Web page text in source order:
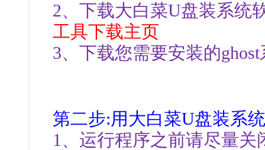
2、下载大白菜U盘装系统
工具下载主页
3、下载您需要安装的ghost
第二步:用大白菜U盘装系
1、运行程序之前请尽量